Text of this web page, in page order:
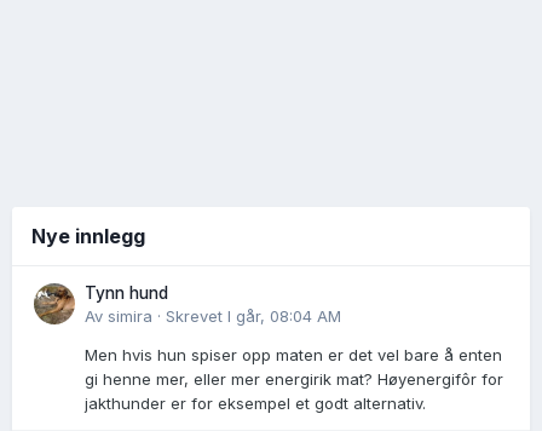
Nye innlegg
Tynn hund
Av simira · Skrevet I går, 08:04 AM
Men hvis hun spiser opp maten er det vel bare å enten
gi henne mer, eller mer energirik mat? Høyenergifôr for
jakthunder er for eksempel et godt alternativ.